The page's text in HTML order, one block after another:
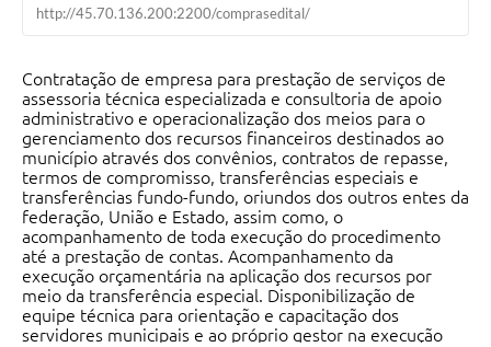
http://45.70.136.200:2200/comprasedital/
Contratação de empresa para prestação de serviços de
assessoria técnica especializada e consultoria de apoio
administrativo e operacionalização dos meios para o
gerenciamento dos recursos financeiros destinados ao
município através dos convênios, contratos de repasse,
termos de compromisso, transferências especiais e
transferências fundo-fundo, oriundos dos outros entes da
federação, União e Estado, assim como, o
acompanhamento de toda execução do procedimento
até a prestação de contas. Acompanhamento da
execução orçamentária na aplicação dos recursos por
meio da transferência especial. Disponibilização de
equipe técnica para orientação e capacitação dos
servidores municipais e ao próprio gestor na execução